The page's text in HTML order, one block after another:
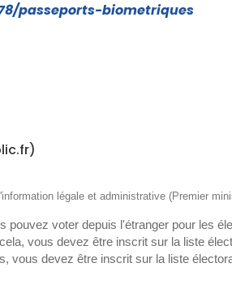
passeports-biometriques
légale et administrative (Premier
pouvez voter depuis l'étranger pour les
vous devez être inscrit sur la liste
vous devez être inscrit sur la liste